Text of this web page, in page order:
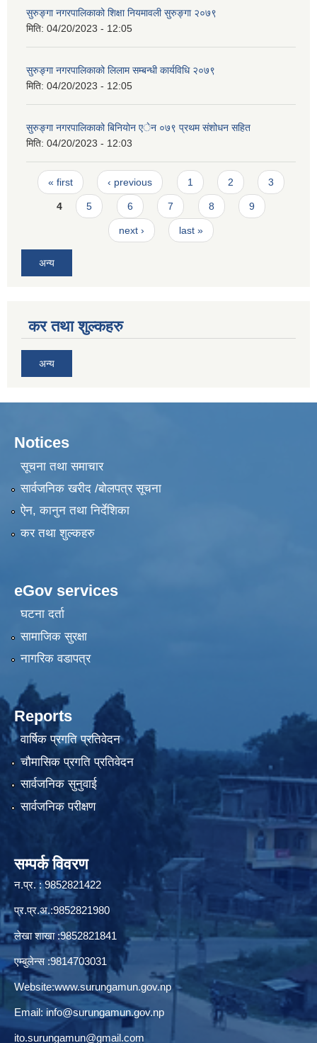
सुरुङ्गा नगरपालिकाको शिक्षा नियमावली सुरुङ्गा २०७९
मिति: 04/20/2023 - 12:05
सुरुङ्गा नगरपालिकाको लिलाम सम्बन्धी कार्यविधि २०७९
मिति: 04/20/2023 - 12:05
सुरुङ्गा नगरपालिकाको बिनियोन एेन ०७९ प्रथम संशोधन सहित
मिति: 04/20/2023 - 12:03
Pages
« first ‹ previous 1 2 3
4 5 6 7 8 9
next › last »
अन्य
कर तथा शुल्कहरु
अन्य
Notices
सूचना तथा समाचार
सार्वजनिक खरीद /बोलपत्र सूचना
ऐन, कानुन तथा निर्देशिका
कर तथा शुल्कहरु
eGov services
घटना दर्ता
सामाजिक सुरक्षा
नागरिक वडापत्र
Reports
वार्षिक प्रगति प्रतिवेदन
चौमासिक प्रगति प्रतिवेदन
सार्वजनिक सुनुवाई
सार्वजनिक परीक्षण
सम्पर्क विवरण
न.प्र. : 9852821422
प्र.प्र.अ.:9852821980
लेखा शाखा :9852821841
एम्बुलेन्स :9814703031
Website:www.surungamun.gov.np
Email: info@surungamun.gov.np
ito.surungamun@gmail.com